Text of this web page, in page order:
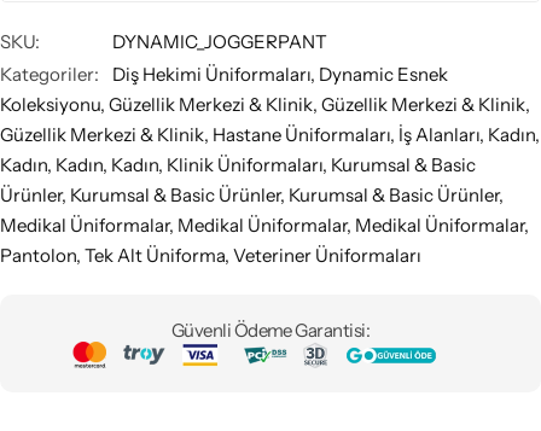
SKU:
DYNAMIC_JOGGERPANT
Kategoriler:
Diş Hekimi Üniformaları, Dynamic Esnek
Koleksiyonu, Güzellik Merkezi & Klinik, Güzellik Merkezi & Klinik,
Güzellik Merkezi & Klinik, Hastane Üniformaları, İş Alanları, Kadın,
Kadın, Kadın, Kadın, Klinik Üniformaları, Kurumsal & Basic
Ürünler, Kurumsal & Basic Ürünler, Kurumsal & Basic Ürünler,
Medikal Üniformalar, Medikal Üniformalar, Medikal Üniformalar,
Pantolon, Tek Alt Üniforma, Veteriner Üniformaları
Güvenli Ödeme Garantisi: